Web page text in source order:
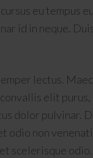
eu tempus
id in neque.
lectus.
elit
dolor pulvinar.
odio non
scelerisque